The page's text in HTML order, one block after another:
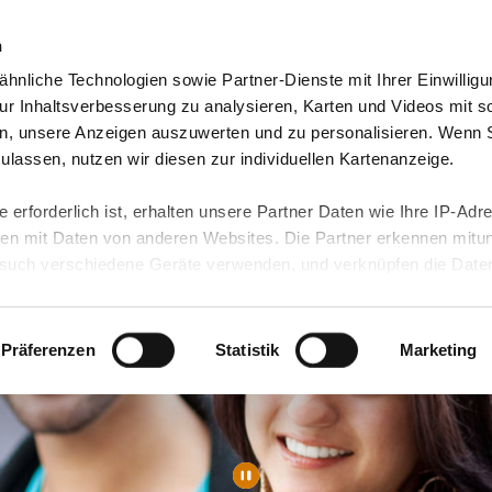
Technologien sowie Partner-Dienste mit Ihrer
Inhaltsverbesserung zu analysieren, Karten und Videos mit
unsere Anzeigen auszuwerten und zu personalisieren. Wenn
nutzen wir diesen zur individuellen Kartenanzeige.
erforderlich ist, erhalten unsere Partner Daten wie Ihre IP-
mit Daten von anderen Websites. Die Partner erkennen
verschiedene Geräte verwenden, und verknüpfen die Daten
ist kein der EU gleichwertiges Datenschutzniveau
Daten führen kann.
unserenDatenschutzhinweisenund in unsererCookie-
Funktionen für diese Zwecke aktiviert sind, müssen Sie
können mittels nachfolgender Buttons über Ihre Einwilligung für
erteilte Einwilligung stets für die Zukunft widerrufen. Bitte
Präferenzen Statistik Marketing
& Angebote Presse & Themen Jobs & Karriere